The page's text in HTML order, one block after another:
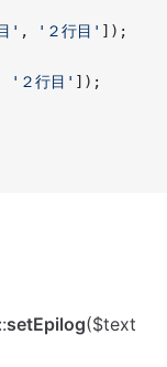
' , '２行目' ]);
'２行目' ]);
setEpilog($text